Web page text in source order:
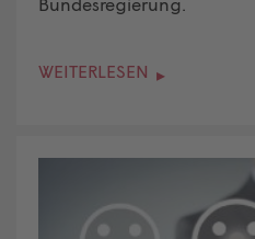
WEITERLESEN